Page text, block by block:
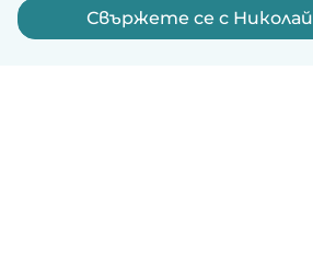
Свържете се с Николай